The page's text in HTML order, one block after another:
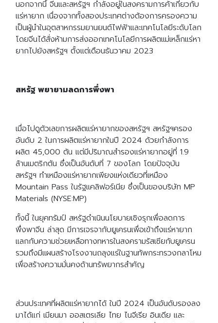
นอกจากนี้ จีนและสหรัฐฯ กำลังอยู่ในสงครามการค้าเกี่ยวกับ
แร่หายาก เนื่องจากทั้งสองประเทศต่างต้องการครองความ
เป็นผู้นำในอุตสาหกรรมยานยนต์ไฟฟ้าและเทคโนโลยีระดับโลก
โดยจีนได้สั่งห้ามการส่งออกเทคโนโลยีการผลิตแม่เหล็กแร่หา
ยากไปยังสหรัฐฯ ตั้งแต่เดือนธันวาคม 2023
สหรัฐ พยายามลดการพึ่งพา
เมื่อไปดูตัวเลขการผลิตแร่หายากของสหรัฐฯ สหรัฐฯครอง
อันดับ 2 ในการผลิตแร่หายากในปี 2024 ด้วยกำลังการ
ผลิต 45,000 ตัน แต่มีปริมาณสำรองแร่หายากอยู่ที่ 1.9
ล้านเมตริกตัน ซึ่งเป็นอันดับที่ 7 ของโลก โดยปัจจุบัน
สหรัฐฯ ทำเหมืองแร่หายากเพียงแห่งเดียวที่เหมือง
Mountain Pass ในรัฐแคลิฟอร์เนีย ซึ่งเป็นของบริษัท MP
Materials (NYSE:MP)
ทั้งนี้ ในยุคทรัมป์ สหรัฐดำเนินนโยบายเชิงรุกเพื่อลดการ
พึ่งพาจีน ล่าสุด มีการเจรจากับยูเครนเพื่อเข้าถึงแร่หายาก
แลกกับความช่วยเหลือทางทหารในสงครามรัสเซียกับยูเครน
รวมถึงมีแผนสร้างโรงงานถลุงแร่ในฐานทัพกระทรวงกลาโหม
เพื่อสร้างความมั่นคงด้านทรัพยากรสำคัญ
ส่วนประเทศที่ผลิตแร่หายากได้ ในปี 2024 เป็นอันดับรองลง
มาได้แก่ เมียนมา ออสเตรเลีย ไทย ไนจีเรีย อินเดีย และ